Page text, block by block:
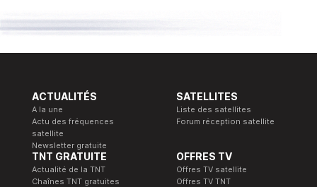
ACTUALITÉS
A la une
Actu des fréquences
satellite
Newsletter gratuite
SATELLITES
Liste des satellites
Forum réception satellite
TNT GRATUITE
Actualité de la TNT
Chaînes TNT gratuites
OFFRES TV
Offres TV satellite
Offres TV TNT